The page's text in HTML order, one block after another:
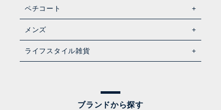
ペチコート
メンズ
ライフスタイル雑貨
ブランドから探す